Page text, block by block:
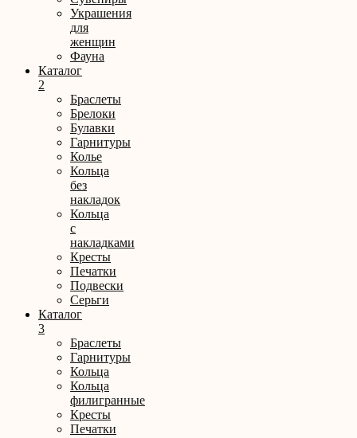
Украшения
для
женщин
Фауна
Каталог
2
Браслеты
Брелоки
Булавки
Гарнитуры
Колье
Кольца
без
накладок
Кольца
с
накладками
Кресты
Печатки
Подвески
Серьги
Каталог
3
Браслеты
Гарнитуры
Кольца
Кольца
филигранные
Кресты
Печатки